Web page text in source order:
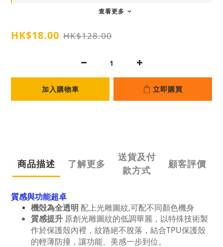
查看更多
HK$18.00 HK$128.00
加入購物車 立即購買
商品描述 了解更多
送貨及付
款方式
顧客評價
質感與功能超卓
機殻為全透明 配上光雕圖紋,可配不同顏色機身
質感提升 原創光雕圖紋的低調華麗，以特殊技術製
作於保護殼內裡，紋路絕不脫落，結合TPU保護殼
的輕薄防撞，讓功能、美感一步到位。